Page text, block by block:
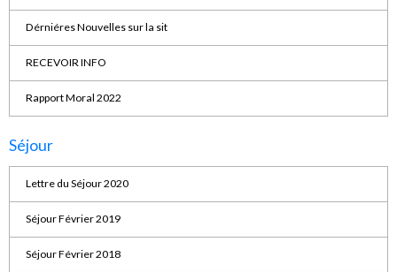
Dérniéres Nouvelles sur la sit
RECEVOIR INFO
Rapport Moral 2022
Séjour
Lettre du Séjour 2020
Séjour Février 2019
Séjour Février 2018